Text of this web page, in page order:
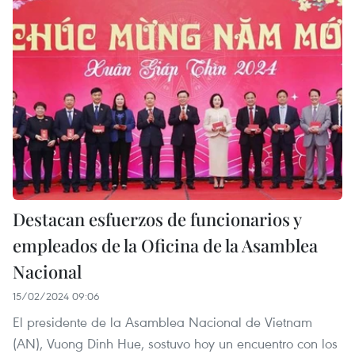
Destacan esfuerzos de funcionarios y
empleados de la Oficina de la Asamblea
Nacional
15/02/2024 09:06
El presidente de la Asamblea Nacional de Vietnam
(AN), Vuong Dinh Hue, sostuvo hoy un encuentro con los